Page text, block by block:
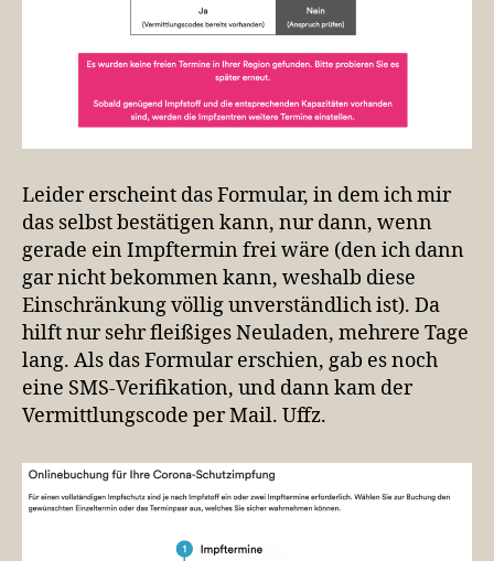
Leider erscheint das Formular, in dem ich mir
das selbst bestätigen kann, nur dann, wenn
gerade ein Impftermin frei wäre (den ich dann
gar nicht bekommen kann, weshalb diese
Einschränkung völlig unverständlich ist). Da
hilft nur sehr fleißiges Neuladen, mehrere Tage
lang. Als das Formular erschien, gab es noch
eine SMS-Verifikation, und dann kam der
Vermittlungscode per Mail. Uffz.